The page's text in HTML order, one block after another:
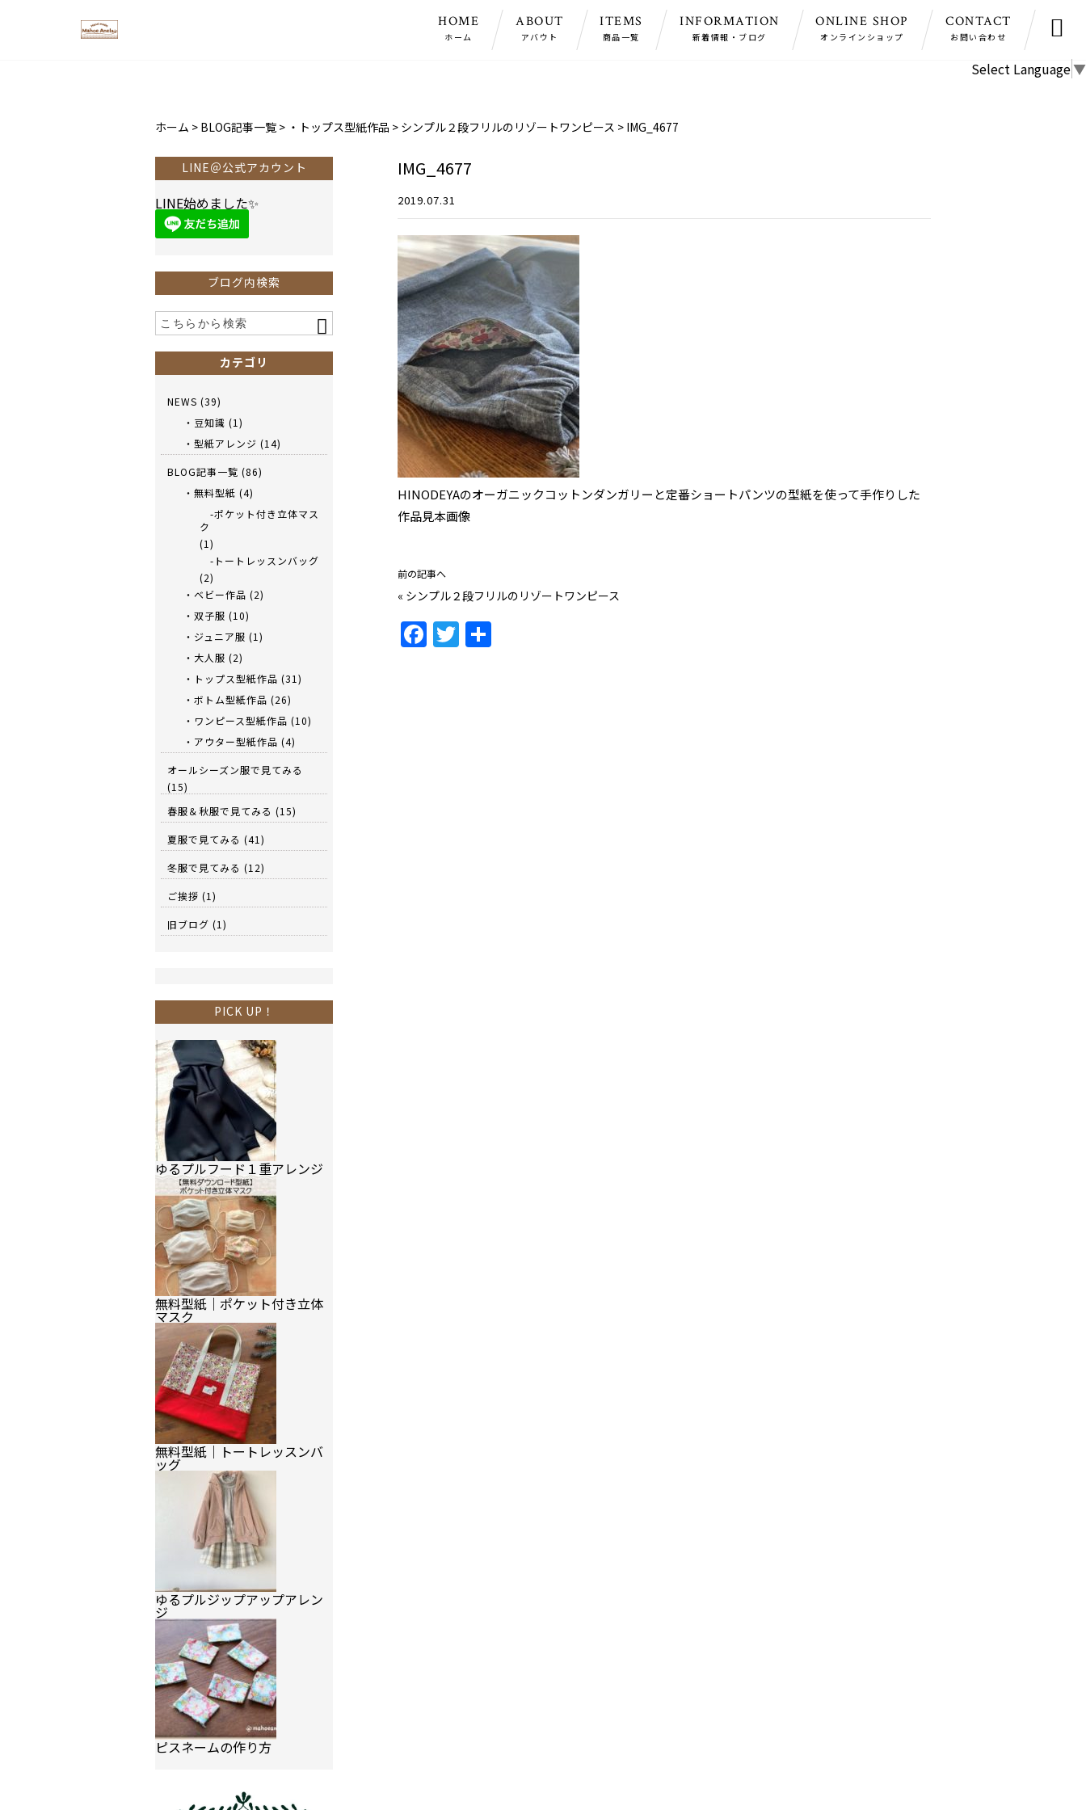
HOME
ホーム
ABOUT
アバウト
ITEMS
商品一覧
INFORMATION
新着情報・ブログ
ONLINE SHOP
オンラインショップ
CONTACT
お問い合わせ 
Select Language▼
ホーム > BLOG記事一覧 > ・トップス型紙作品 > シンプル２段フリルのリゾートワンピース > IMG_4677
IMG_4677
2019.07.31
HINODEYAのオーガニックコットンダンガリーと定番ショートパンツの型紙を使って手作りした
作品見本画像
前の記事へ
« シンプル２段フリルのリゾートワンピース
F
a
T
w
LINE＠公式アカウント
LINE始めました✨
ブログ内検索
カテゴリ
NEWS (39)
・豆知識 (1)
・型紙アレンジ (14)
BLOG記事一覧 (86)
・無料型紙 (4)
-ポケット付き立体マス
ク
(1)
-トートレッスンバッグ
(2)
・ベビー作品 (2)
・双子服 (10)
・ジュニア服 (1)
・大人服 (2)
・トップス型紙作品 (31)
・ボトム型紙作品 (26)
・ワンピース型紙作品 (10)
・アウター型紙作品 (4)
オールシーズン服で見てみる
(15)
春服＆秋服で見てみる (15)
夏服で見てみる (41)
冬服で見てみる (12)
ご挨拶 (1)
旧ブログ (1)
PICK UP！
ゆるプルフード１重アレンジ
無料型紙｜ポケット付き立体
マスク
無料型紙｜トートレッスンバ
ッグ
ゆるプルジップアップアレン
ジ
ピスネームの作り方